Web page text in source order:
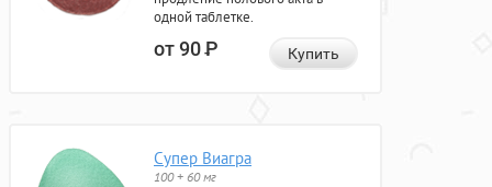
одной таблетке.
от 90Р Купить
Супер Виагра
100 + 60 мг